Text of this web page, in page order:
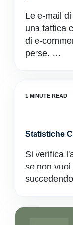
Le e-mail
una tattica
di e-
perse. …
Statistiche
Si verifica
se non